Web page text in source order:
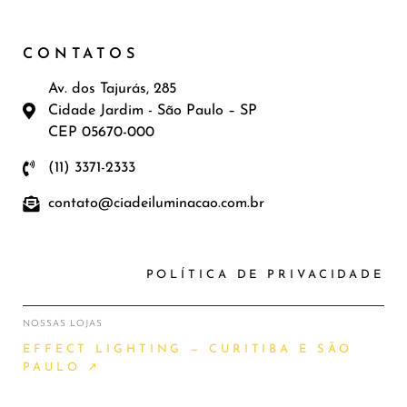
CONTATOS
Av. dos Tajurás, 285
Cidade Jardim - São Paulo – SP
CEP 05670-000
(11) 3371-2333
contato@ciadeiluminacao.com.br
POLÍTICA DE PRIVACIDADE
NOSSAS LOJAS
EFFECT LIGHTING — CURITIBA E SÃO
PAULO ↗